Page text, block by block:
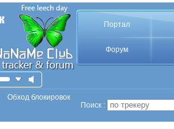
Портал
Форум
Обход блокировок
Поиск :